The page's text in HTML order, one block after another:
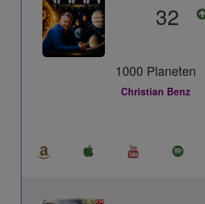
32
1000 Planeten
Christian Benz